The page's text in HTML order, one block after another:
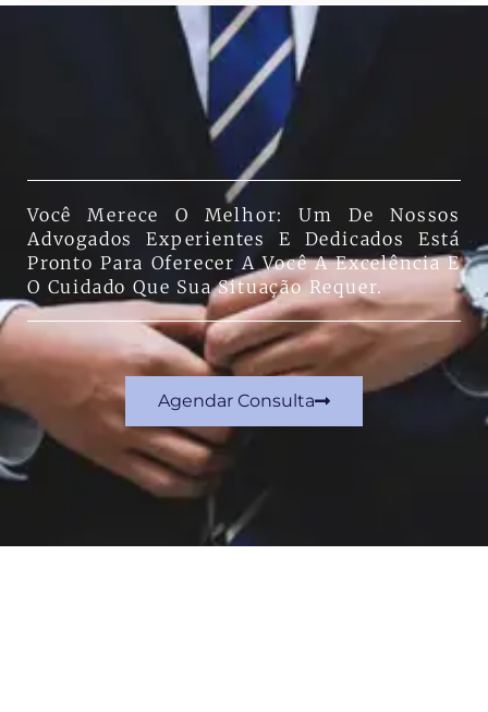
Você Merece O Melhor: Um De Nossos
Advogados Experientes E Dedicados Está
Pronto Para Oferecer A Você A Excelência E
O Cuidado Que Sua Situação Requer.
Agendar Consulta